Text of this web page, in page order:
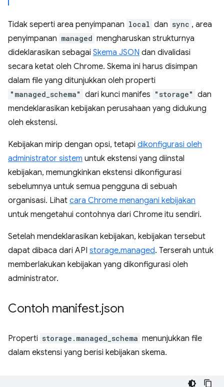
Tidak seperti area penyimpanan local dan sync , area
penyimpanan managed mengharuskan strukturnya
dideklarasikan sebagai Skema JSON dan divalidasi
secara ketat oleh Chrome. Skema ini harus disimpan
dalam file yang ditunjukkan oleh properti
"managed_schema" dari kunci manifes "storage" dan
mendeklarasikan kebijakan perusahaan yang didukung
oleh ekstensi.
Kebijakan mirip dengan opsi, tetapi dikonfigurasi oleh
administrator sistem untuk ekstensi yang diinstal
kebijakan, memungkinkan ekstensi dikonfigurasi
sebelumnya untuk semua pengguna di sebuah
organisasi. Lihat cara Chrome menangani kebijakan
untuk mengetahui contohnya dari Chrome itu sendiri.
Setelah mendeklarasikan kebijakan, kebijakan tersebut
dapat dibaca dari API storage.managed. Terserah untuk
memberlakukan kebijakan yang dikonfigurasi oleh
administrator.
Contoh manifest.json
Properti storage.managed_schema menunjukkan file
dalam ekstensi yang berisi kebijakan skema.